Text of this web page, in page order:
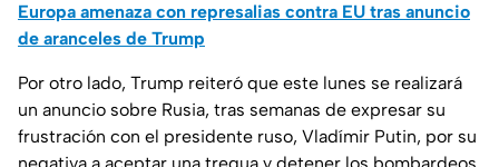
Europa amenaza con represalias contra EU tras anuncio
de aranceles de Trump
Por otro lado, Trump reiteró que este lunes se realizará
un anuncio sobre Rusia, tras semanas de expresar su
frustración con el presidente ruso, Vladímir Putin, por su